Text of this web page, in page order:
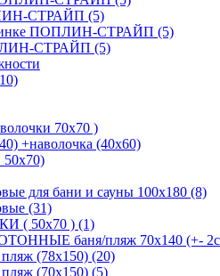
СТРАЙП (5)
ПОПЛИН-СТРАЙП (5)
СТРАЙП (5)
70х70 )
+наволочка (40х60)
50х70)
для бани и сауны 100х180 (8)
(31)
( 50х70 ) (1)
баня/пляж 70х140 (+-
(78х150) (20)
(70х150) (5)